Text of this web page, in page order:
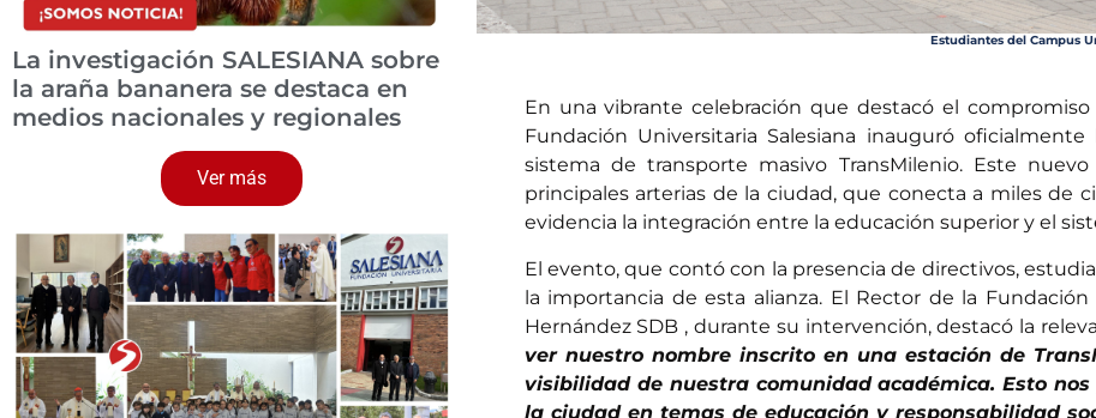
La investigación SALESIANA sobre
la araña bananera se destaca en
medios nacionales y regionales
Ver más
Estudiantes del Campus
En una vibrante celebración que destacó el
Fundación Universitaria Salesiana inauguró oficialmente
sistema de transporte masivo TransMilenio. Este
principales arterias de la ciudad, que conecta a miles de
evidencia la integración entre la educación superior y el
El evento, que contó con la presencia de directivos,
la importancia de esta alianza. El Rector de la
Hernández SDB , durante su intervención, destacó la
ver nuestro nombre inscrito en una estación de
visibilidad de nuestra comunidad académica. Esto
la ciudad en temas de educación y responsabilidad